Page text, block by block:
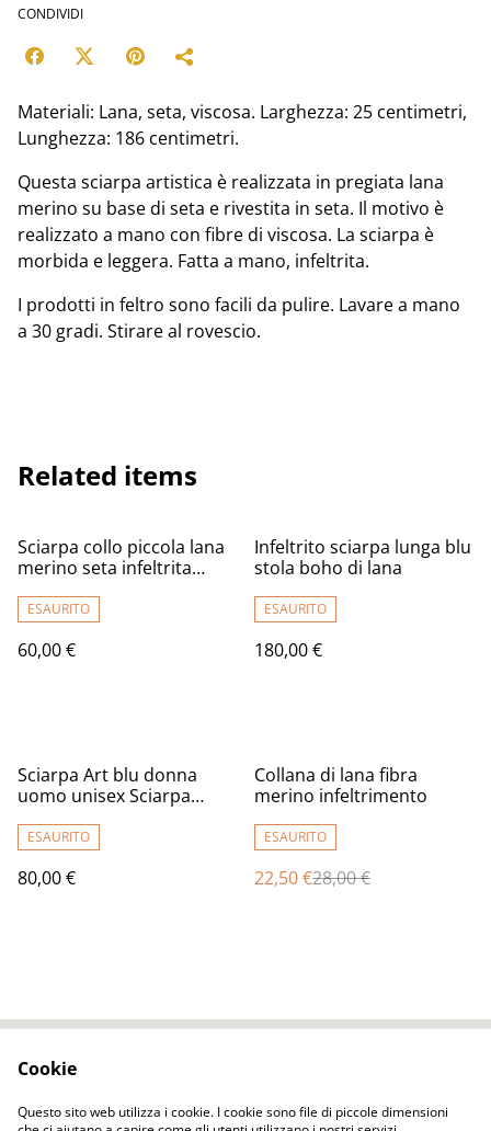
CONDIVIDI
Materiali: Lana, seta, viscosa. Larghezza: 25 centimetri,
Lunghezza: 186 centimetri.
Questa sciarpa artistica è realizzata in pregiata lana
merino su base di seta e rivestita in seta. Il motivo è
realizzato a mano con fibre di viscosa. La sciarpa è
morbida e leggera. Fatta a mano, infeltrita.
I prodotti in feltro sono facili da pulire. Lavare a mano
a 30 gradi. Stirare al rovescio.
Related items
Sciarpa collo piccola lana
merino seta infeltrita
marrone donna ragazza
calda croco fiori lavanda
Regali unici per lei
ESAURITO
60,00 €
Infeltrito sciarpa lunga blu
stola boho di lana
ESAURITO
180,00 €
Sciarpa Art blu donna
uomo unisex Sciarpa
mano Sciarpa calda
morbida lunga regalo per
uomini donne
ESAURITO
80,00 €
%
Collana di lana fibra
merino infeltrimento
ESAURITO
22,50 €28,00 €
Privacy Policy
Cookie Policy
Cookie
Questo sito web utilizza i cookie. I cookie sono file di piccole dimensioni